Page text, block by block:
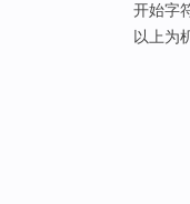
开始字
以上为